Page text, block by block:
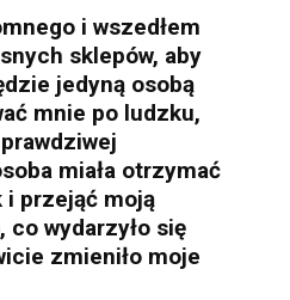
i wszedłem
sklepów, aby
jedyną osobą
mnie po ludzku,
miała otrzymać
i przejąć moją
wydarzyło się
zmieniło moje